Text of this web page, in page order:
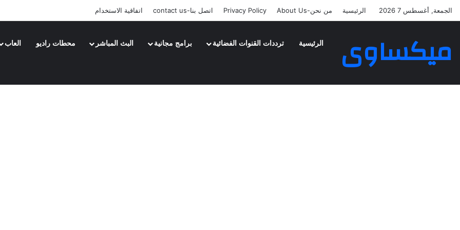
الجمعة, أغسطس 7 2026 الرئيسية من نحن-About Us Privacy Policy اتصل بنا-contact us اتفاقية الاستخدام
ميكساوى الرئيسية ترددات القنوات الفضائية برامج مجانية البث المباشر محطات راديو العاب